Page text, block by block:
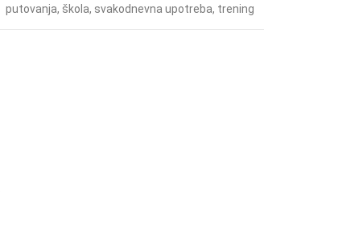
putovanja, škola, svakodnevna upotreba, trening